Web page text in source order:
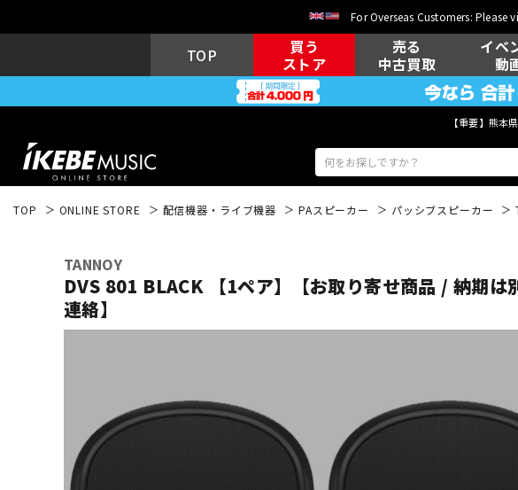
For Overseas Customers: Please
TOP
買う
ストア
売る
中古買取
イベ
動
【重要】熊本
キーボード 電子ピアノ 管楽
DJ機器 DTM
イン
TOP ONLINE STORE 配信機器・ライブ機器 PAスピーカー パッシブスピーカー
TANNOY
DVS 801 BLACK 【1ペア】【お取り寄せ商品 / 納期は
連絡】